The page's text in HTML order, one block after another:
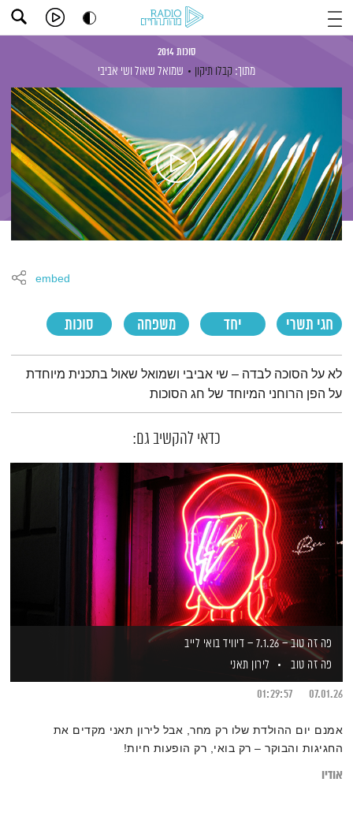
סוכות 2014
מתוך: קבלו תיקון שמואל שאול ושי אביבי
חגי תשרי יחד משפחה סוכות
embed
תמצית הפודקאסט
לא על הסוכה לבדה – שי אביבי ושמואל שאול בתכנית מיוחדת
על הפן הרוחני המיוחד של חג הסוכות
כדאי להקשיב גם:
פה זה טוב – 7.1.26 – דיוויד בואי לייב
פה זה טוב
לירון תאני
07.01.26
01:29:57
אמנם יום ההולדת שלו רק מחר, אבל לירון תאני מקדים את
החגיגות והבוקר – רק בואי, רק הופעות חיות!
אודיו